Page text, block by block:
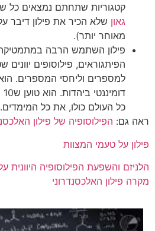
קטגוריות שתחתם נמצאים כל
גאון שלא הכיר את פילון דיבר
מאוחר יותר).
פילון השתמש הרבה
הפיתגוראים, פילוסופים
כל העולם כולו, את כל המימדים.
ראה גם: הפילוסופיה של פילון
פילון על טעמי המצוות
הלניזם והשפעת הפילוסופיה
מקרה פילון האלכסנדרוני